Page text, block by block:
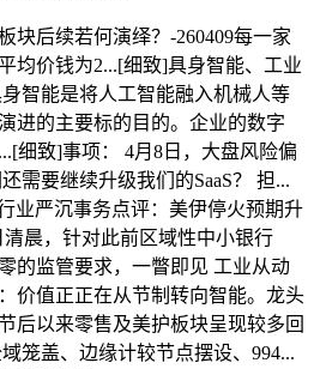
后续若何演绎？-260409每一家
均价钱为2...[细致]具身智能、工业
智能是将人工智能融入机械人等
进的主要标的目的。企业的数字
细致]事项： 4月8日，大盘风险偏
需要继续升级我们的SaaS？ 担...
业严沉事务点评：美伊停火预期升
晨，针对此前区域性中小银行
的监管要求，一瞥即见 工业从动
价值正正在从节制转向智能。龙头
后以来零售及美护板块呈现较多回
笼盖、边缘计较节点摆设、994...